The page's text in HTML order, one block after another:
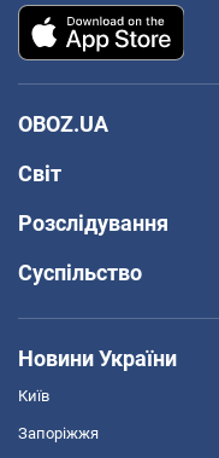
OBOZ.UA
Світ
Розслідування
Суспільство
Новини України
Київ
Запоріжжя